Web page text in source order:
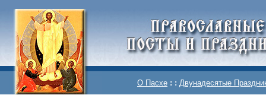
О Пасхе : : Двунадесятые